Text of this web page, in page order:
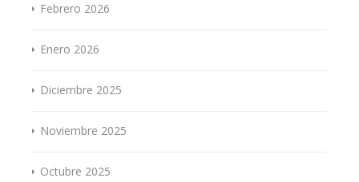
Febrero 2026
Enero 2026
Diciembre 2025
Noviembre 2025
Octubre 2025